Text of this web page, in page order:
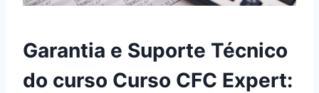
Garantia e Suporte Técnico
do curso Curso CFC Expert: